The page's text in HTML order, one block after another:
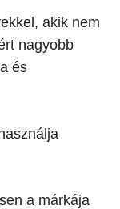
akik nem
nagyobb
és
a márkája